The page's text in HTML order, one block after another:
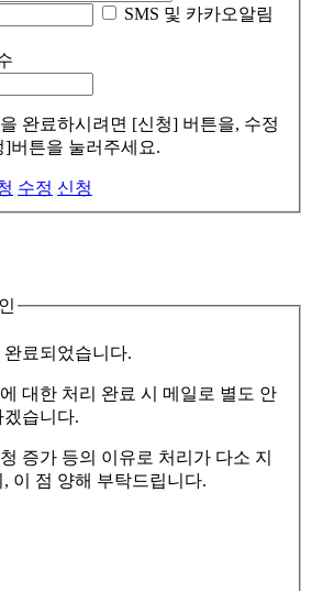
SMS 및 카카오알림
완료하시려면 [신청] 버튼을, 수정
버튼을 눌러주세요.
수정 신청
료되었습니다.
대한 처리 완료 시 메일로 별도 안
습니다.
증가 등의 이유로 처리가 다소 지
이 점 양해 부탁드립니다.